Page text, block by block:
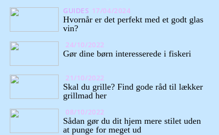
GUIDES 17/04/2024
Hvornår er det perfekt med et godt glas
vin?
24/10/2022
Gør dine børn interesserede i fiskeri
21/10/2022
Skal du grille? Find gode råd til lækker
grillmad her
08/10/2022
Sådan gør du dit hjem mere stilet uden
at punge for meget ud